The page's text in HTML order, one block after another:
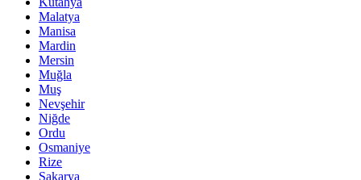
Malatya
Manisa
Mardin
Mersin
Muğla
Muş
Nevşehir
Niğde
Ordu
Osmaniye
Rize
Sakarya